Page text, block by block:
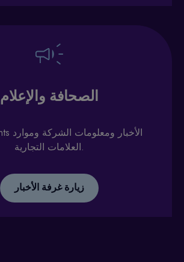
الصحافة والإعلام
العلامات التجارية.
زيارة غرفة الأخبار